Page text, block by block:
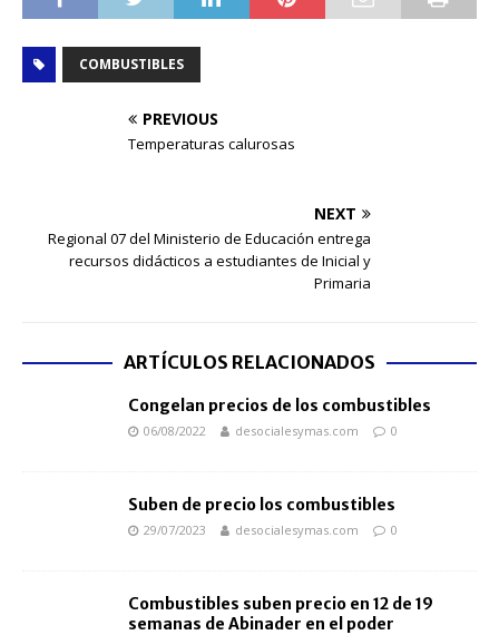
COMBUSTIBLES
PREVIOUS
Temperaturas calurosas
NEXT
Regional 07 del Ministerio de Educación entrega
recursos didácticos a estudiantes de Inicial y
Primaria
ARTÍCULOS RELACIONADOS
Congelan precios de los combustibles
06/08/2022 desocialesymas.com 0
Suben de precio los combustibles
29/07/2023 desocialesymas.com 0
Combustibles suben precio en 12 de 19
semanas de Abinader en el poder